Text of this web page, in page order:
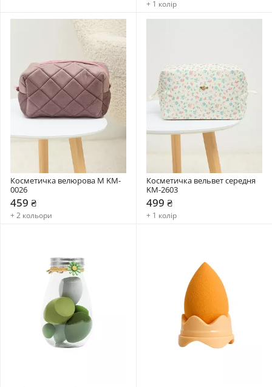
+ 1 колір
Косметичка велюрова М KM-
0026
459 ₴
+ 2 кольори
Косметичка вельвет середня
KM-2603
499 ₴
+ 1 колір